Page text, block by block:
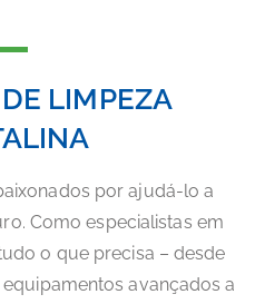
LIMPEZA
por ajudá-lo a
Como especialistas em
o que precisa – desde
avançados a